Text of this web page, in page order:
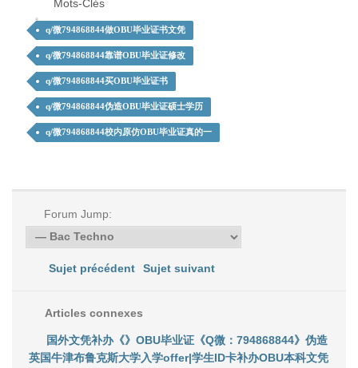
Mots-Clés
q/微794868844做OBU毕业证书文凭
q/微794868844靠谱OBU毕业证修改
q/微794868844买OBU毕业证书
q/微794868844伪造OBU毕业证硕士学历
q/微794868844校内原仿OBU毕业证真的一
Forum Jump:
Sujet précédent Sujet suivant
Articles connexes
国外文凭补办《》OBU毕业证《Q微：794868844》伪造
英国牛津布鲁克斯大学入学offer|学生ID卡补办OBU本科文凭